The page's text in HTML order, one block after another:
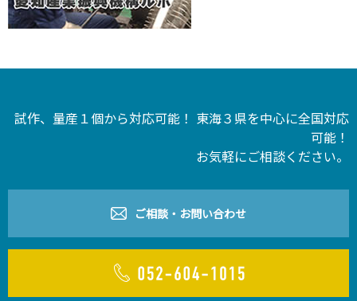
試作、量産１個から対応可能！ 東海３県を中心に全国対応
可能！
お気軽にご相談ください。
ご相談・お問い合わせ